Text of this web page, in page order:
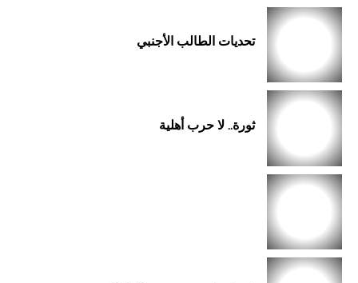
تحديات الطالب الأجنبي
ثورة.. لا حرب أهلية